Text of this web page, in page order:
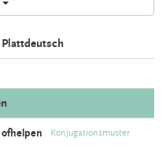
Plattdeutsch
ofhelpen Konjugationsmuster